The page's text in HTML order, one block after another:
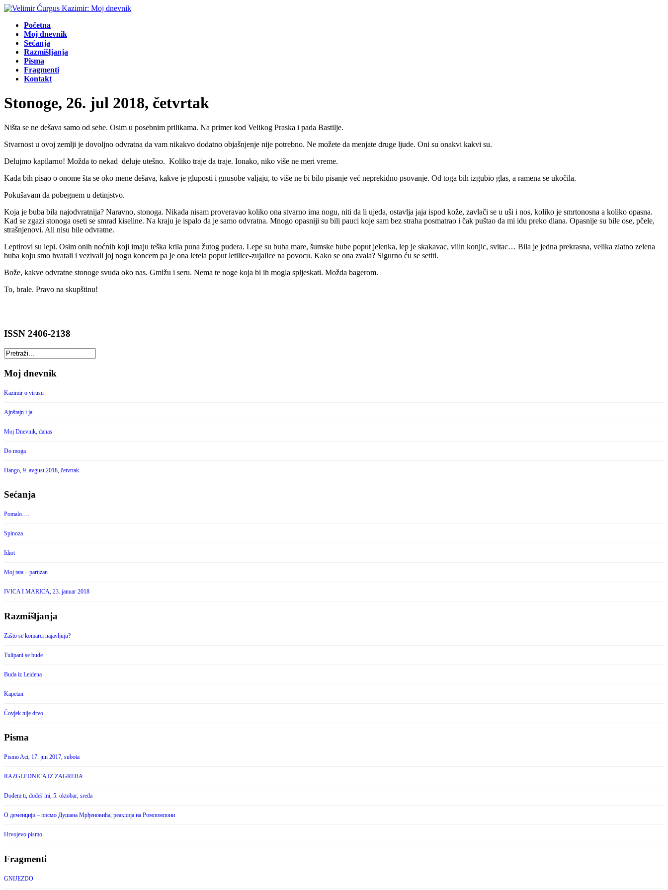
Početna
Moj dnevnik
Sećanja
Razmišljanja
Pisma
Fragmenti
Kontakt
Stonoge, 26. jul 2018, četvrtak
Ništa se ne dešava samo od sebe. Osim u posebnim prilikama. Na primer kod Velikog Praska i pada Bastilje.
Stvarnost u ovoj zemlji je dovoljno odvratna da vam nikakvo dodatno objašnjenje nije potrebno. Ne možete da menjate druge ljude. Oni su onakvi kakvi su.
Delujmo kapilarno! Možda to nekad deluje utešno. Koliko traje da traje. Ionako, niko više ne meri vreme.
Kada bih pisao o onome šta se oko mene dešava, kakve je gluposti i gnusobe valjaju, to više ne bi bilo pisanje već neprekidno psovanje. Od toga bih izgubio glas, a ramena se ukočila.
Pokušavam da pobegnem u detinjstvo.
Koja je buba bila najodvratnija? Naravno, stonoga. Nikada nisam proveravao koliko ona stvarno ima nogu, niti da li ujeda, ostavlja jaja ispod kože, zavlači se u uši i nos, koliko je smrtonosna a koliko opasna.
Kad se zgazi stonoga oseti se smrad kiseline. Na kraju je ispalo da je samo odvratna. Mnogo opasniji su bili pauci koje sam bez straha posmatrao i čak puštao da mi idu preko dlana. Opasnije su bile ose, pčele,
strašnjenovi. Ali nisu bile odvratne.
Leptirovi su lepi. Osim onih noćnih koji imaju teška krila puna žutog pudera. Lepe su buba mare, šumske bube poput jelenka, lep je skakavac, vilin konjic, svitac… Bila je jedna prekrasna, velika zlatno zelena
buba koju smo hvatali i vezivali joj nogu koncem pa je ona letela poput letilice-zujalice na povocu. Kako se ona zvala? Sigurno ću se setiti.
Bože, kakve odvratne stonoge svuda oko nas. Gmižu i seru. Nema te noge koja bi ih mogla spljeskati. Možda bagerom.
To, brale. Pravo na skupštinu!
ISSN 2406-2138
Moj dnevnik
Kazimir o virusu
Ajnštajn i ja
Moj Dnevnik, danas
Do moga
Đango, 9. avgust 2018, četvrtak
Sećanja
Pomalo….
Spinoza
Idiot
Moj tata – partizan
IVICA I MARICA, 23. januar 2018
Razmišljanja
Zašto se komarci najavljuju?
Tulipani se bude
Buda iz Leidena
Kapetan
Čovjek nije drvo
Pisma
Pismo Aci, 17. jun 2017, subota
RAZGLEDNICA IZ ZAGREBA
Dođem ti, dođeš mi, 5. oktobar, sreda
О деменцији – писмо Душана Мрђеновића, реакција на Ромпомпони
Hrvojevo pismo
Fragmenti
GNIJEZDO